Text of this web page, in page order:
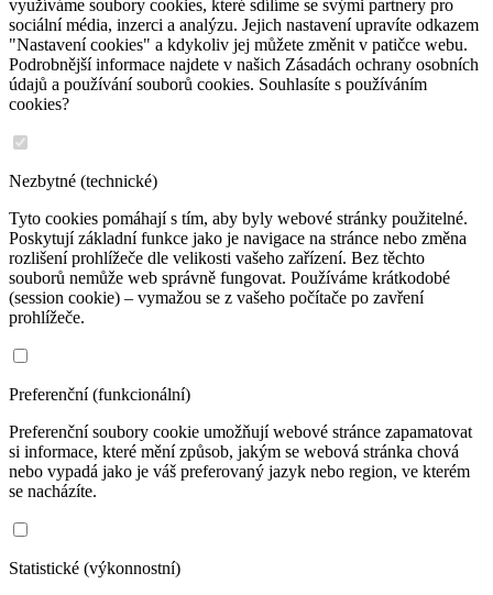
využíváme soubory cookies, které sdílíme se svými partnery pro
sociální média, inzerci a analýzu. Jejich nastavení upravíte odkazem
"Nastavení cookies" a kdykoliv jej můžete změnit v patičce webu.
Podrobnější informace najdete v našich Zásadách ochrany osobních
údajů a používání souborů cookies. Souhlasíte s používáním
cookies?
Nezbytné (technické)
Tyto cookies pomáhají s tím, aby byly webové stránky použitelné.
Poskytují základní funkce jako je navigace na stránce nebo změna
rozlišení prohlížeče dle velikosti vašeho zařízení. Bez těchto
souborů nemůže web správně fungovat. Používáme krátkodobé
(session cookie) – vymažou se z vašeho počítače po zavření
prohlížeče.
Preferenční (funkcionální)
Preferenční soubory cookie umožňují webové stránce zapamatovat
si informace, které mění způsob, jakým se webová stránka chová
nebo vypadá jako je váš preferovaný jazyk nebo region, ve kterém
se nacházíte.
Statistické (výkonnostní)